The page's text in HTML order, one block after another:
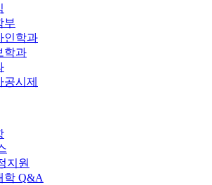
부
인학과
학과
공시제
지원
학 Q&A